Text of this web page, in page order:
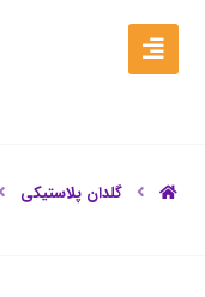
گلدان پلاستیکی